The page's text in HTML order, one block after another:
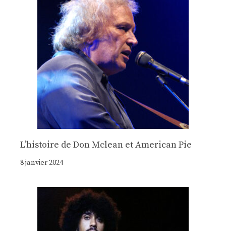
Lʼhistoire de Don Mclean et American Pie
8 janvier 2024